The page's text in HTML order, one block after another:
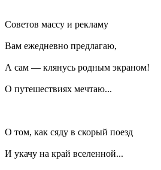
Советов массу и рекламу
Вам ежедневно предлагаю,
А сам — клянусь родным экраном!
О путешествиях мечтаю...
О том, как сяду в скорый поезд
И укачу на край вселенной...